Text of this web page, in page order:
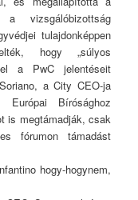
vizsgálóbizottság
tulajdonképpen
hogy „súlyos
a PwC jelentéseit
a City CEO-ja
Bírósághoz
is megtámadják, csak
fórumon támadást
hogy-hogynem,